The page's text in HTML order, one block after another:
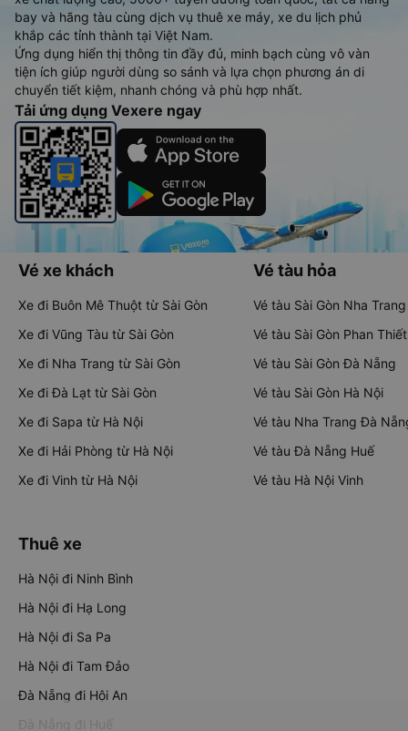
bay và hãng tàu cùng dịch vụ thuê xe máy, xe du lịch phủ
khắp các tỉnh thành tại Việt Nam.
Ứng dụng hiển thị thông tin đầy đủ, minh bạch cùng vô vàn
tiện ích giúp người dùng so sánh và lựa chọn phương án di
chuyển tiết kiệm, nhanh chóng và phù hợp nhất.
Tải ứng dụng Vexere ngay
Vé xe khách
Xe đi Buôn Mê Thuột từ Sài Gòn
Xe đi Vũng Tàu từ Sài Gòn
Xe đi Nha Trang từ Sài Gòn
Xe đi Đà Lạt từ Sài Gòn
Xe đi Sapa từ Hà Nội
Xe đi Hải Phòng từ Hà Nội
Xe đi Vinh từ Hà Nội
Vé tàu hỏa
Vé tàu Sài Gòn Nha Trang
Vé tàu Sài Gòn Phan Thiết
Vé tàu Sài Gòn Đà Nẵng
Vé tàu Sài Gòn Hà Nội
Vé tàu Nha Trang Đà
Vé tàu Đà Nẵng Huế
Vé tàu Hà Nội Vinh
Thuê xe
Hà Nội đi Ninh Bình
Hà Nội đi Hạ Long
Hà Nội đi Sa Pa
Hà Nội đi Tam Đảo
Đà Nẵng đi Hội An
Đà Nẵng đi Huế